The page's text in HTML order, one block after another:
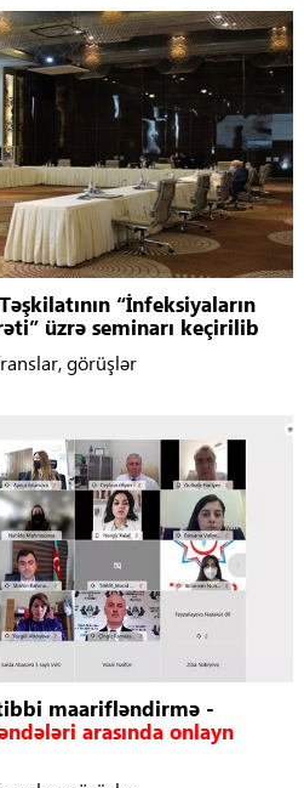
“İnfeksiyaların
üzrə seminarı keçirilib
görüşlər
maarifləndirmə -
arasında onlayn